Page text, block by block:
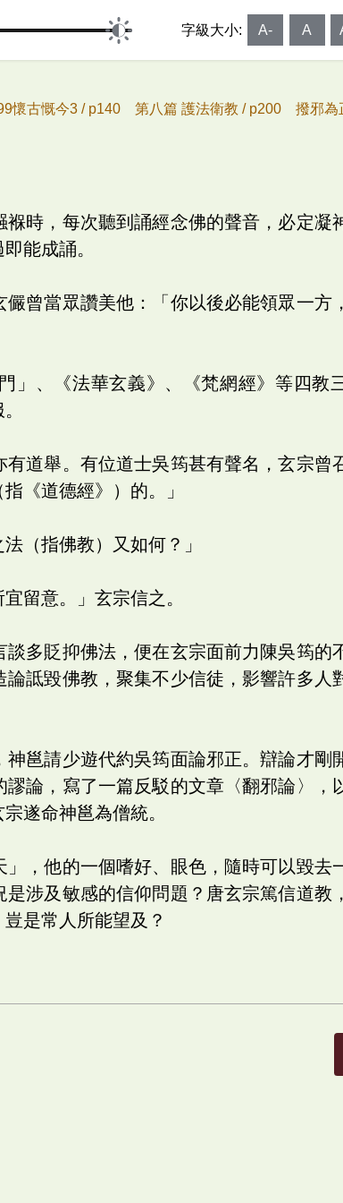
字級大小: A- A
懷古慨今3 / p140 第八篇 護法衛教 / p200 撥邪為
時，每次聽到誦經念佛的聲音，必定凝
能成誦。
曾當眾讚美他：「你以後必能領眾一方
」、《法華玄義》、《梵網經》等四教
道舉。有位道士吳筠甚有聲名，玄宗曾
《道德經》）的。」
（指佛教）又如何？」
留意。」玄宗信之。
多貶抑佛法，便在玄宗面前力陳吳筠的
詆毀佛教，聚集不少信徒，影響許多人
邕請少遊代約吳筠面論邪正。辯論才剛
論，寫了一篇反駁的文章〈翻邪論〉，
遂命神邕為僧統。
，他的一個嗜好、眼色，隨時可以毀去
涉及敏感的信仰問題？唐玄宗篤信道教
是常人所能望及？